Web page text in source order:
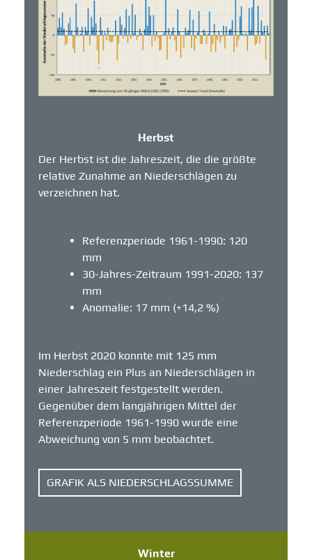
Herbst
Der Herbst ist die Jahreszeit, die die größte
relative Zunahme an Niederschlägen zu
verzeichnen hat.
Referenzperiode 1961-1990: 120
mm
30-Jahres-Zeitraum 1991-2020: 137
mm
Anomalie: 17 mm (+14,2 %)
Im Herbst 2020 konnte mit 125 mm
Niederschlag ein Plus an Niederschlägen in
einer Jahreszeit festgestellt werden.
Gegenüber dem langjährigen Mittel der
Referenzperiode 1961-1990 wurde eine
Abweichung von 5 mm beobachtet.
GRAFIK ALS NIEDERSCHLAGSSUMME
Winter